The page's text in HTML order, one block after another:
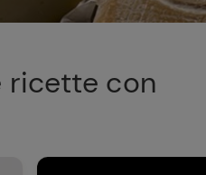
ricette con